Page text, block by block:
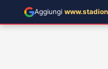
Aggiungi